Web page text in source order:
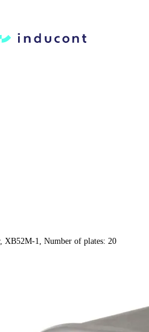
XB52M-1, Number of plates: 20